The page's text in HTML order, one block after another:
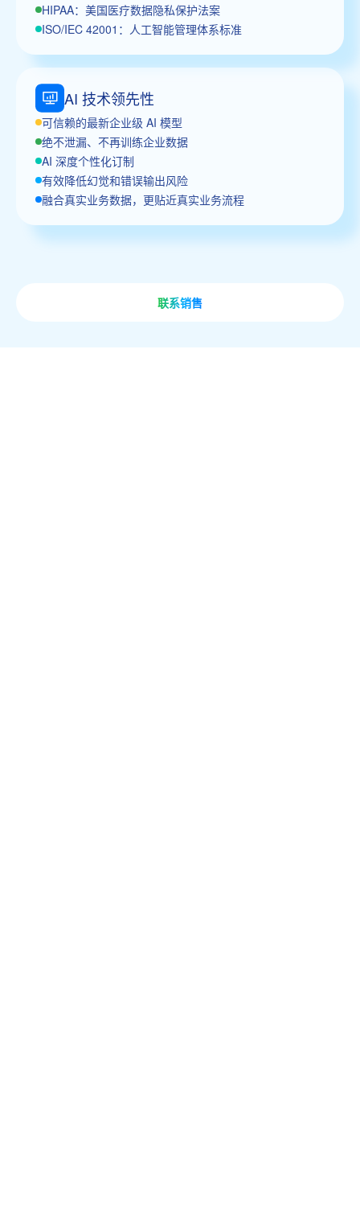
HIPAA：美国医疗数据隐私保护法案
ISO/IEC 42001：人工智能管理体系标准
AI 技术领先性
可信赖的最新企业级 AI 模型
绝不泄漏、不再训练企业数据
AI 深度个性化订制
有效降低幻觉和错误输出风险
融合真实业务数据，更贴近真实业务流程
联系销售